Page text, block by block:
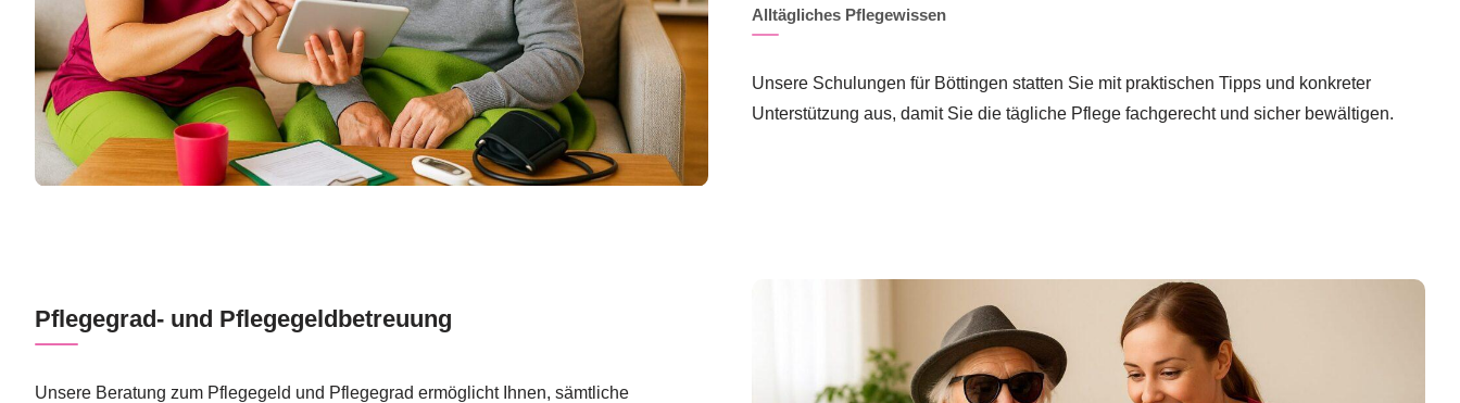
Alltägliches Pflegewissen
Unsere Schulungen für Böttingen statten Sie mit praktischen Tipps und konkreter
Unterstützung aus, damit Sie die tägliche Pflege fachgerecht und sicher bewältigen.
Pflegegrad- und Pflegegeldbetreuung
Unsere Beratung zum Pflegegeld und Pflegegrad ermöglicht Ihnen, sämtliche